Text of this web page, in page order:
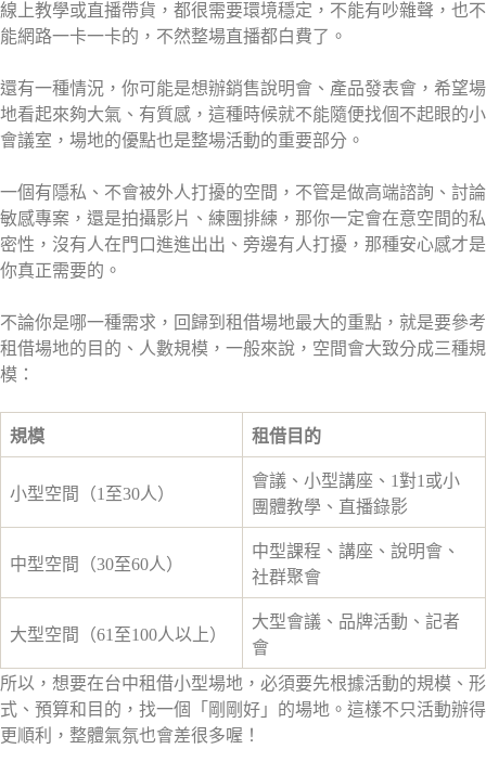
線上教學或直播帶貨，都很需要環境穩定，不能有吵雜聲，也不
能網路一卡一卡的，不然整場直播都白費了。
還有一種情況，你可能是想辦銷售說明會、產品發表會，希望場
地看起來夠大氣、有質感，這種時候就不能隨便找個不起眼的小
會議室，場地的優點也是整場活動的重要部分。
一個有隱私、不會被外人打擾的空間，不管是做高端諮詢、討論
敏感專案，還是拍攝影片、練團排練，那你一定會在意空間的私
密性，沒有人在門口進進出出、旁邊有人打擾，那種安心感才是
你真正需要的。
不論你是哪一種需求，回歸到租借場地最大的重點，就是要參考
租借場地的目的、人數規模，一般來說，空間會大致分成三種規
模：
規模 租借目的
小型空間（1至30人）
會議、小型講座、1對1或小
團體教學、直播錄影
中型空間（30至60人）
中型課程、講座、說明會、
社群聚會
大型空間（61至100人以上）
大型會議、品牌活動、記者
會
所以，想要在台中租借小型場地，必須要先根據活動的規模、形
式、預算和目的，找一個「剛剛好」的場地。這樣不只活動辦得
更順利，整體氣氛也會差很多喔！